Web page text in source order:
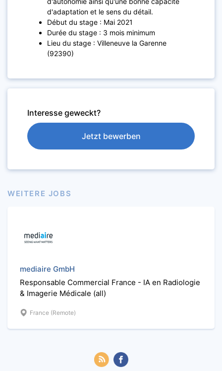
d'adaptation et le sens du détail.
Début du stage : Mai 2021
Durée du stage : 3 mois minimum
Lieu du stage : Villeneuve la Garenne
(92390)
Interesse geweckt?
Jetzt bewerben
WEITERE JOBS
mediaire GmbH
Responsable Commercial France - IA en Radiologie
& Imagerie Médicale (all)
France (Remote)